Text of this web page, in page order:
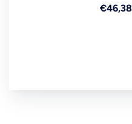
Reguliere
€46,38